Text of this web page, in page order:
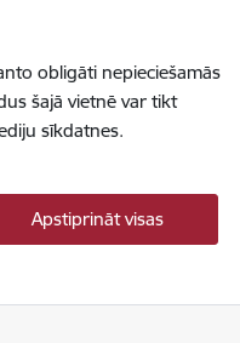
obligāti nepieciešamās
šajā vietnē var tikt
sīkdatnes.
Apstiprināt visas